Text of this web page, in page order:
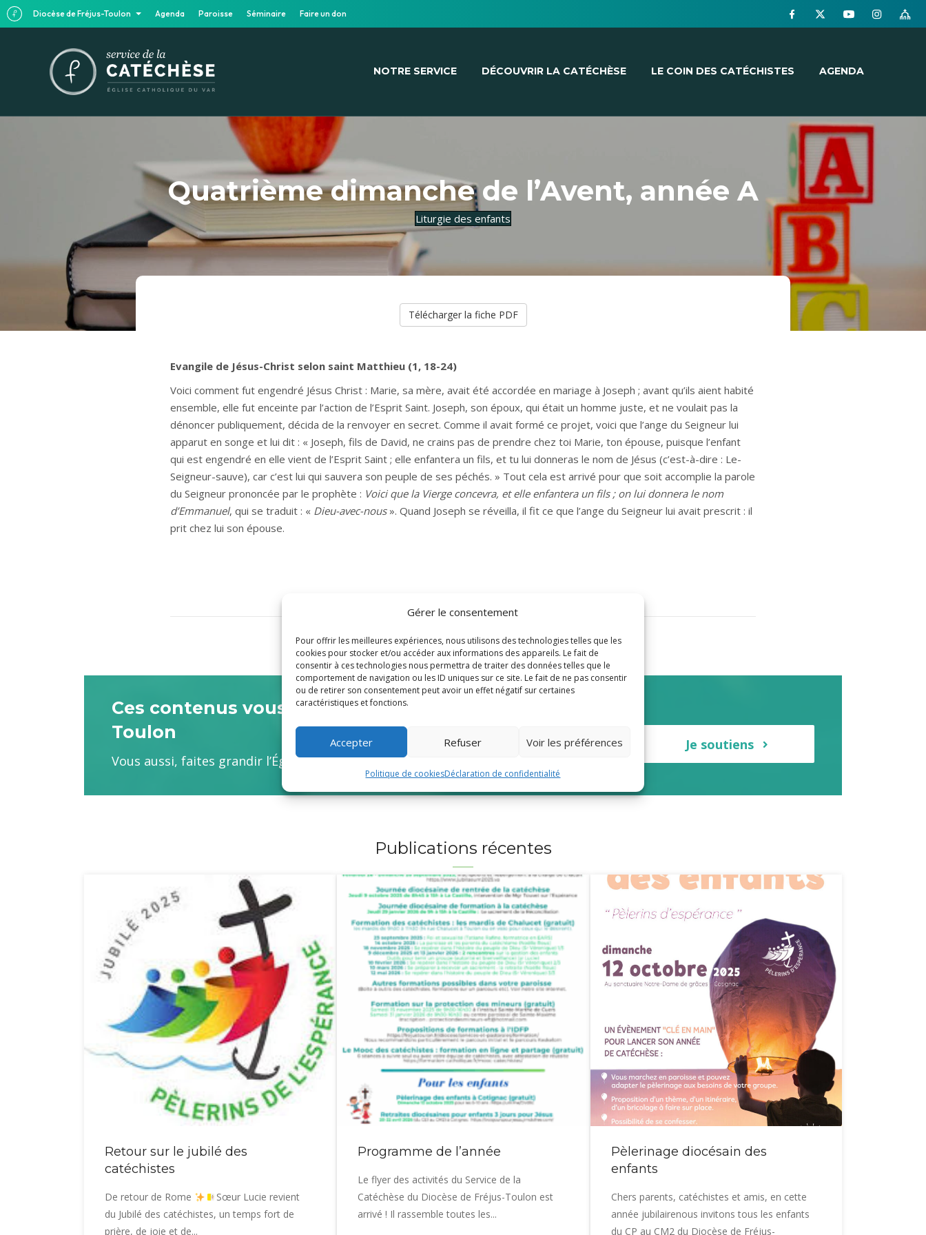
Diocèse de Fréjus-Toulon Agenda Paroisse Séminaire Faire un don
Gérer le consentement
Pour offrir les meilleures expériences, nous utilisons des technologies telles que les
cookies pour stocker et/ou accéder aux informations des appareils. Le fait de
consentir à ces technologies nous permettra de traiter des données telles que le
comportement de navigation ou les ID uniques sur ce site. Le fait de ne pas consentir
ou de retirer son consentement peut avoir un effet négatif sur certaines
caractéristiques et fonctions.
Accepter Refuser Voir les préférences
Politique de cookiesDéclaration de confidentialité
NOTRE SERVICE DÉCOUVRIR LA CATÉCHÈSE LE COIN DES CATÉCHISTES AGENDA
Quatrième dimanche de l’Avent, année A
Liturgie des enfants
Télécharger la fiche PDF
Evangile de Jésus-Christ selon saint Matthieu (1, 18-24)
Voici comment fut engendré Jésus Christ : Marie, sa mère, avait été accordée en mariage à Joseph ; avant qu’ils aient habité
ensemble, elle fut enceinte par l’action de l’Esprit Saint. Joseph, son époux, qui était un homme juste, et ne voulait pas la
dénoncer publiquement, décida de la renvoyer en secret. Comme il avait formé ce projet, voici que l’ange du Seigneur lui
apparut en songe et lui dit : « Joseph, fils de David, ne crains pas de prendre chez toi Marie, ton épouse, puisque l’enfant
qui est engendré en elle vient de l’Esprit Saint ; elle enfantera un fils, et tu lui donneras le nom de Jésus (c’est-à-dire : Le-
Seigneur-sauve), car c’est lui qui sauvera son peuple de ses péchés. » Tout cela est arrivé pour que soit accomplie la parole
du Seigneur prononcée par le prophète : Voici que la Vierge concevra, et elle enfantera un fils ; on lui donnera le nom
d’Emmanuel, qui se traduit : « Dieu-avec-nous». Quand Joseph se réveilla, il fit ce que l’ange du Seigneur lui avait prescrit : il
prit chez lui son épouse.
Ces contenus vous sont offerts par le Diocèse de Fréjus-
Toulon
Vous aussi, faites grandir l’Église. Donnez au Denier.
Je soutiens
Publications récentes
Retour sur le jubilé des
catéchistes
De retour de Rome
Sœur Lucie revient
du Jubilé des catéchistes, un temps fort de
prière, de joie et de...
Programme de l’année
Le flyer des activités du Service de la
Catéchèse du Diocèse de Fréjus-Toulon est
arrivé ! Il rassemble toutes les...
Pèlerinage diocésain des
enfants
Chers parents, catéchistes et amis, en cette
année jubilairenous invitons tous les enfants
du CP au CM2 du Diocèse de Fréjus-